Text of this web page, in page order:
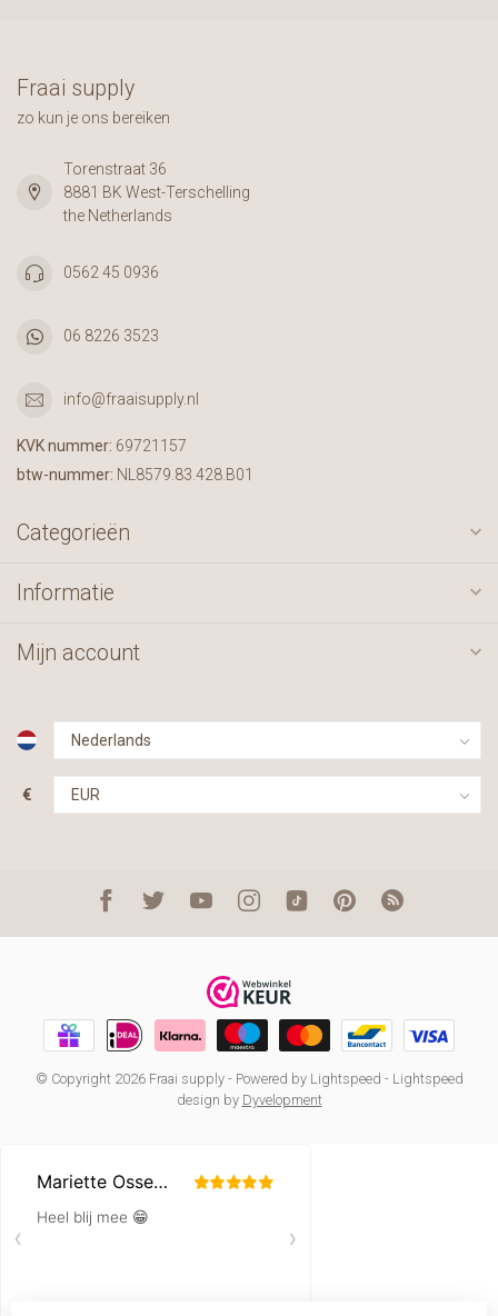
Fraai supply
zo kun je ons bereiken
Torenstraat 36
8881 BK West-Terschelling
the Netherlands
0562 45 0936
06 8226 3523
info@fraaisupply.nl
KVK nummer: 69721157
btw-nummer: NL8579.83.428.B01
Categorieën
Informatie
Mijn account
€
© Copyright 2026 Fraai supply- Powered by Lightspeed - Lightspeed
design by Dyvelopment